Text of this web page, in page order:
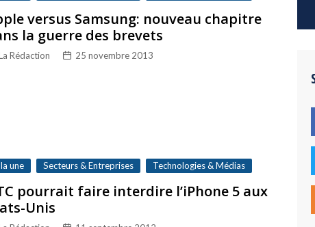
versus Samsung: nouveau chapitre
la guerre des brevets
Rédaction 25 novembre 2013
une Secteurs & Entreprises Technologies & Médias
pourrait faire interdire l’iPhone 5 aux
Unis